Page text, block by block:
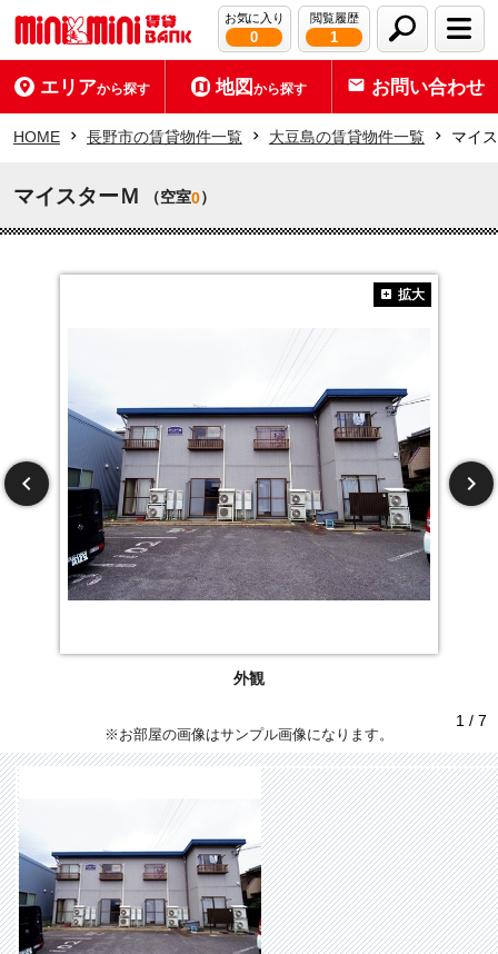
お気に入り
0
閲覧履歴
1
エリアから探す 地図から探す お問い合わせ
HOME 長野市の賃貸物件一覧 大豆島の賃貸物件一覧 マイ
マイスターＭ （空室0）
外観
拡大
1 / 7
※お部屋の画像はサンプル画像になります。